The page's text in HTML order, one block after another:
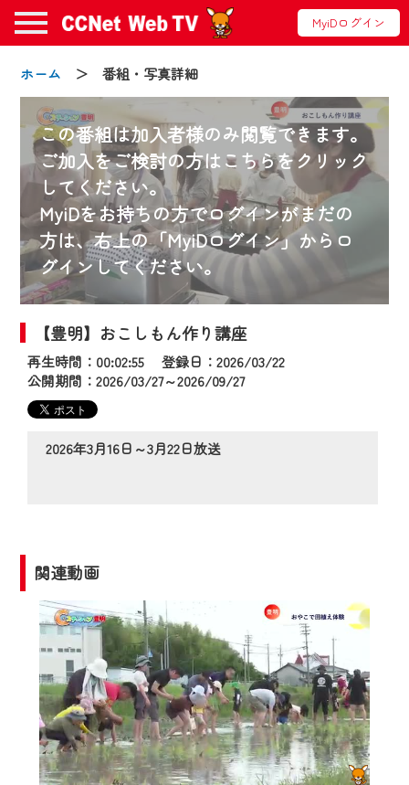
MyiDログイン
ホーム ＞ 番組・写真詳細
この番組は加入者様のみ閲覧できます。
ご加入をご検討の方はこちらをクリック
してください。
MyiDをお持ちの方でログインがまだの
方は、右上の「MyiDログイン」からロ
グインしてください。
【豊明】おこしもん作り講座
再生時間：00:02:55 登録日：2026/03/22
公開期間：2026/03/27～2026/09/27
2026年3月16日～3月22日放送
関連動画
お知らせ
2024/09/02
動画配信サービス『CCNet Web TV』は2024
年9月24日からリニューアルします！
【変更点】
◆デザイン変更により、お住まいの地域
の動画コンテンツが一目瞭然。
◆当社アプリやＰＣブラウザから、いつ
でも・どこでも・外出先でも！
2024年9月24日からはご加入者様へのサー
ビス向上のため、
『CCNet Web TV』を利用いただくには、
一部コンテンツを除き、
CCNetサービスへの加入と『CCNetマイ
ページ※』へのログインが必要となりま
す。
何卒、ご理解ご了承の程よろしくお願い
いたします。